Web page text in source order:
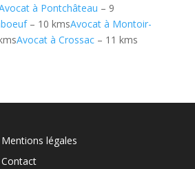
à Pontchâteau – 9
– 10 kmsAvocat à Montoir-
Avocat à Crossac– 11 kms
Mentions légales
Contact